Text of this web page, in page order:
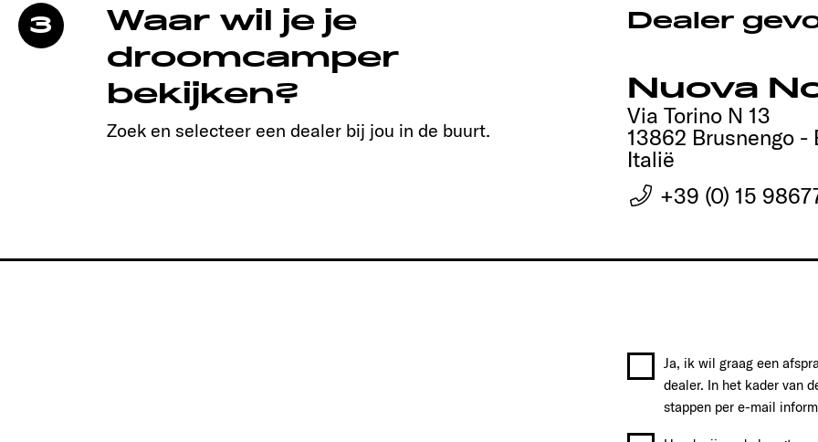
3
Waar wil je je
droomcamper
bekijken?
Zoek en selecteer een dealer bij jou in de buurt.
Dealer
Nuova
Via Torino N 13
13862 Brusnengo -
Italië
+39 (0) 15
Ja, ik wil graag een
dealer. In het kader van
stappen per e-mail